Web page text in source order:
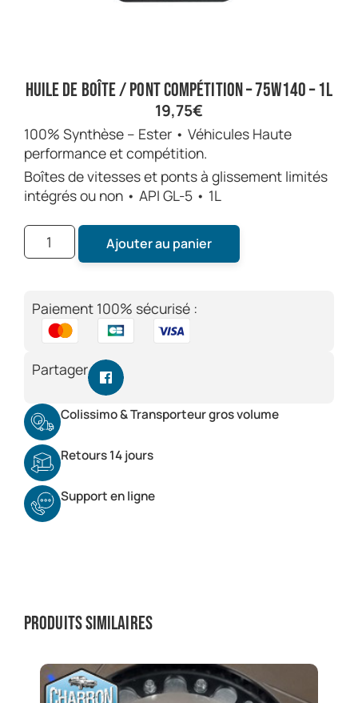
Huile de boîte / pont compétition – 75w140 – 1L
19,75€
100% Synthèse – Ester • Véhicules Haute
performance et compétition.
Boîtes de vitesses et ponts à glissement limités
intégrés ou non • API GL-5 • 1L
Ajouter au panier
Paiement 100% sécurisé :
Partager
Colissimo & Transporteur gros volume
Retours 14 jours
Support en ligne
Produits similaires